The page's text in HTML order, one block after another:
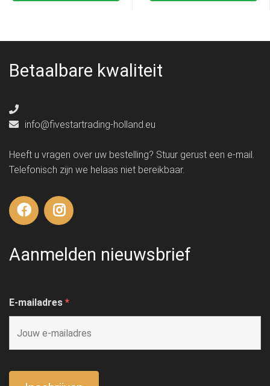
Betaalbare kwaliteit
info@fivestartrading-holland.eu
Heeft u vragen over uw bestelling? Stuur gerust een e-mail.
Telefonisch zijn we helaas niet bereikbaar.
Aanmelden nieuwsbrief
E-mailadres *